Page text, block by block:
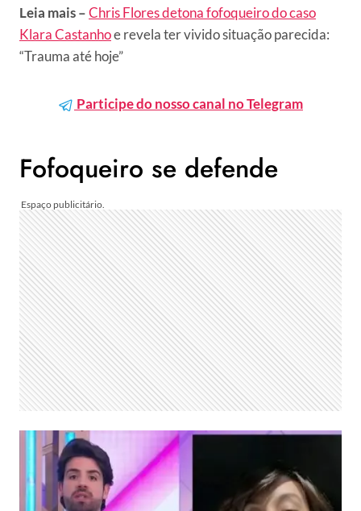
Leia mais –Chris Flores detona fofoqueiro do caso
Klara Castanhoe revela ter vivido situação parecida:
“Trauma até hoje”
Participe do nosso canal no Telegram
Fofoqueiro se defende